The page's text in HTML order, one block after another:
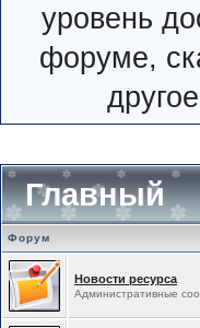
уровень
форуме,
другое
Главный
Форум
Новости ресурса
Административные